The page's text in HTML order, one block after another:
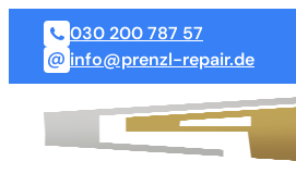
030 200 787 57
info@prenzl-repair.de